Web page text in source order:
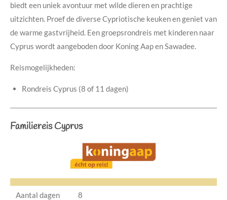
biedt een uniek avontuur met wilde dieren en prachtige
uitzichten. Proef de diverse Cypriotische keuken en geniet van
de warme gastvrijheid. Een groepsrondreis met kinderen naar
Cyprus wordt aangeboden door Koning Aap en Sawadee.
Reismogelijkheden:
Rondreis Cyprus (8 of 11 dagen)
Familiereis Cyprus
Aantal dagen 8